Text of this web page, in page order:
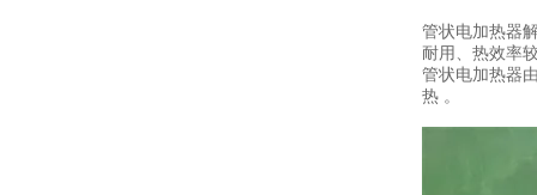
管状电加热器
耐用、热效率
管状电加热器
热 。